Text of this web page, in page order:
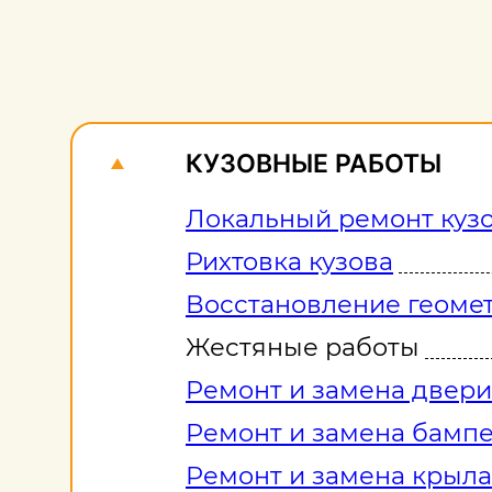
КУЗОВНЫЕ РАБОТЫ
Локальный ремонт
Рихтовка кузова
Восстановление
Жестяные работы
Ремонт и замена двери
Ремонт и замена
Ремонт и замена крыла